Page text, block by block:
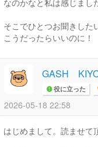
そこでひとつお聞きした
こうだったらいいのに
GASH
役に立った
2026-05-18 22:58
はじめまして。読ませて